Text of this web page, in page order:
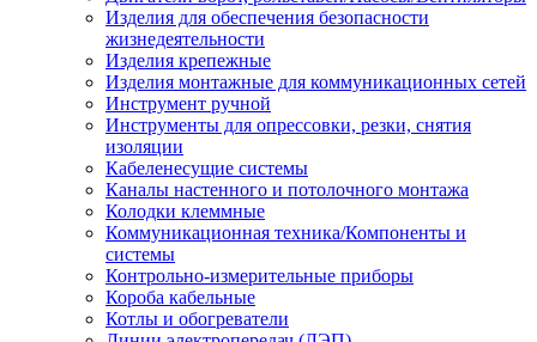
Изделия для обеспечения безопасности
жизнедеятельности
Изделия крепежные
Изделия монтажные для коммуникационных сетей
Инструмент ручной
Инструменты для опрессовки, резки, снятия
изоляции
Кабеленесущие системы
Каналы настенного и потолочного монтажа
Колодки клеммные
Коммуникационная техника/Компоненты и
системы
Контрольно-измерительные приборы
Короба кабельные
Котлы и обогреватели